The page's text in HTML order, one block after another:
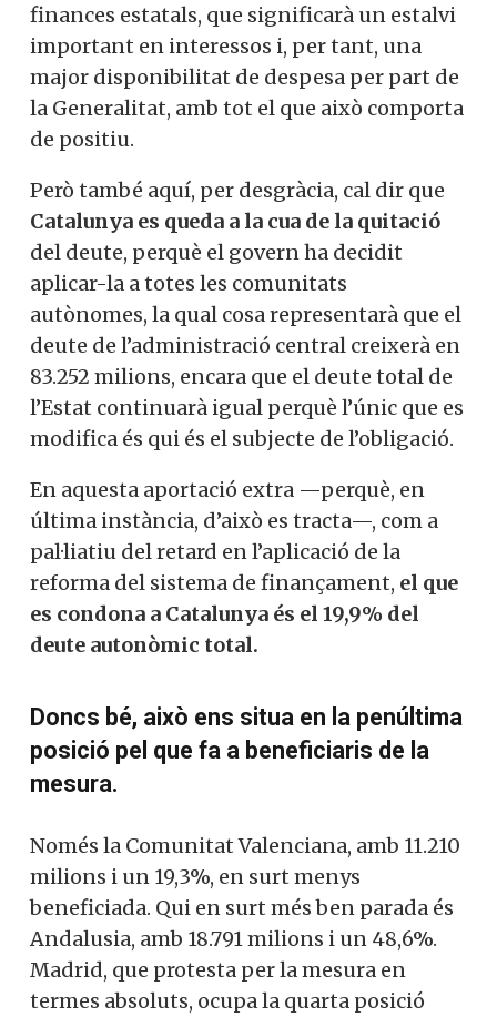
finances estatals, que significarà un estalvi
important en interessos i, per tant, una
major disponibilitat de despesa per part de
la Generalitat, amb tot el que això comporta
de positiu.
Però també aquí, per desgràcia, cal dir que
Catalunya es queda a la cua de la quitació
del deute, perquè el govern ha decidit
aplicar-la a totes les comunitats
autònomes, la qual cosa representarà que el
deute de l’administració central creixerà en
83.252 milions, encara que el deute total de
l’Estat continuarà igual perquè l’únic que es
modifica és qui és el subjecte de l’obligació.
En aquesta aportació extra —perquè, en
última instància, d’això es tracta—, com a
pal·liatiu del retard en l’aplicació de la
reforma del sistema de finançament, el que
es condona a Catalunya és el 19,9% del
deute autonòmic total.
Doncs bé, això ens situa en la penúltima
posició pel que fa a beneficiaris de la
mesura.
Només la Comunitat Valenciana, amb 11.210
milions i un 19,3%, en surt menys
beneficiada. Qui en surt més ben parada és
Andalusia, amb 18.791 milions i un 48,6%.
Madrid, que protesta per la mesura en
termes absoluts, ocupa la quarta posició